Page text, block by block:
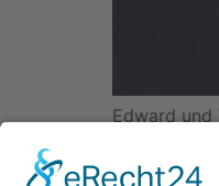
Edward und
die sofort